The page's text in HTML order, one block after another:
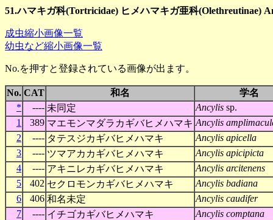
51.ハマキガ科(Tortricidae) ヒメハマキガ亜科(Olethreutinae)
成虫縮小画像一覧
幼虫など縮小画像一覧
No.を押すと登録されている画像が出ます。
No. CAT 和名
学名
*
---- 未同定 Ancylis sp.
1
389 マエモンマダラカギバヒメハマキ Ancylis
2
---- タテスジカギバヒメハマキ
Ancylis apicella
3
---- ツマアカカギバヒメハマキ
Ancylis apicipicta
4
---- アキニレカギバヒメハマキ
Ancylis arcitenens
5
402 セクロモンカギバヒメハマキ
Ancylis badiana
6
406 和名未定
Ancylis caudifer
7
---- イチゴカギバヒメハマキ
Ancylis comptana